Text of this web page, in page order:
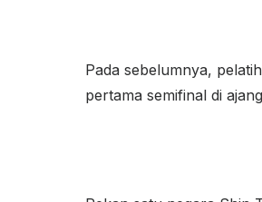
Pada sebelumnya,
pertama semifinal di